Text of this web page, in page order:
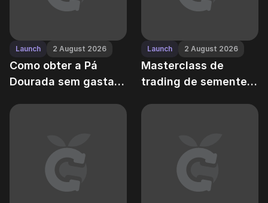
Launch 2 August 2026
Como obter a Pá
Dourada sem gastar
Launch 2 August 2026
Masterclass de
trading de sementes:
aperto de mão a